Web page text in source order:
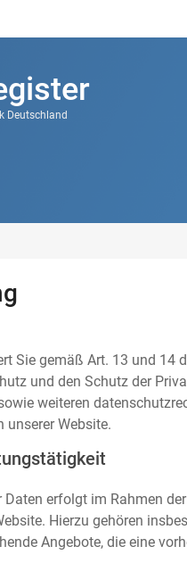
Deutschland
Sie gemäß Art. 13 und 14
und den Schutz der
weiteren
unserer Website.
Daten erfolgt im Rahmen
Hierzu gehören
Angebote, die eine